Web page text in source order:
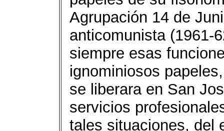
Agrupación 14 de
anticomunista (1961-
siempre esas
ignominiosos
se liberara en San
servicios
tales situaciones, del